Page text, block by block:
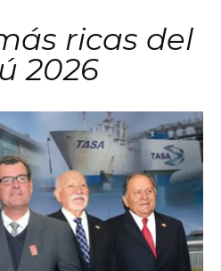
ricas del
2026